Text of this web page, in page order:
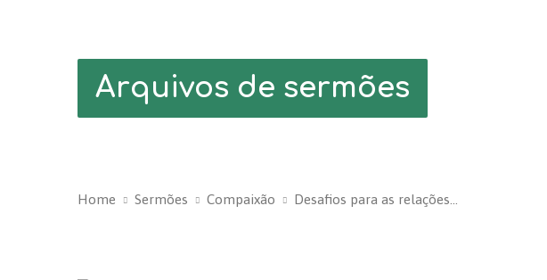
Arquivos de sermões
Home Sermões Compaixão Desafios para as relações…